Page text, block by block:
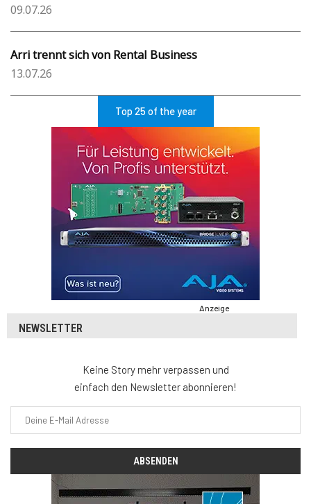
09.07.26
Arri trennt sich von Rental Business
13.07.26
Top 25 of the year
Anzeige
NEWSLETTER
Keine Story mehr verpassen und
einfach den Newsletter abonnieren!